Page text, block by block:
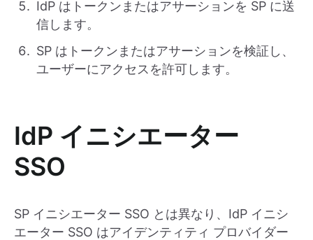
IdP はトークンまたはアサーションを SP に送
信します。
SP はトークンまたはアサーションを検証し、
ユーザーにアクセスを許可します。
IdP イニシエーター
SSO
SP イニシエーター SSO とは異なり、IdP イニシ
エーター SSO はアイデンティティ プロバイダー